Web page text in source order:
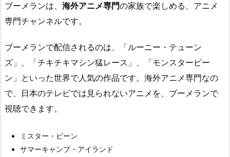
ブーメランは、 海外アニメ専門の家族で楽しめる、アニメ
専門チャンネルです。
ブーメランで配信されるのは、「ルーニー・テューン
ズ」、「チキチキマシン猛レース」、「モンスタービー
ン」といった世界で人気の作品です。海外アニメ専門なの
で、日本のテレビでは見られないアニメを、ブーメランで
視聴できます。
ミスター・ビーン
サマーキャンプ・アイランド